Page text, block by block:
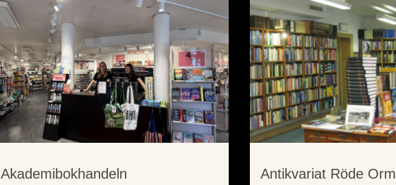
Akademibokhandeln Antikvariat Röde Orm